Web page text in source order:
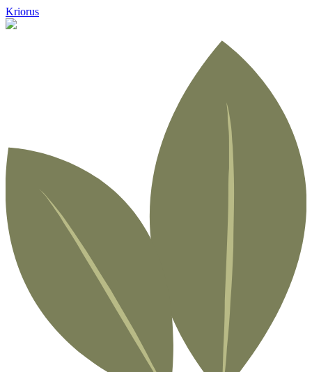
Kriorus